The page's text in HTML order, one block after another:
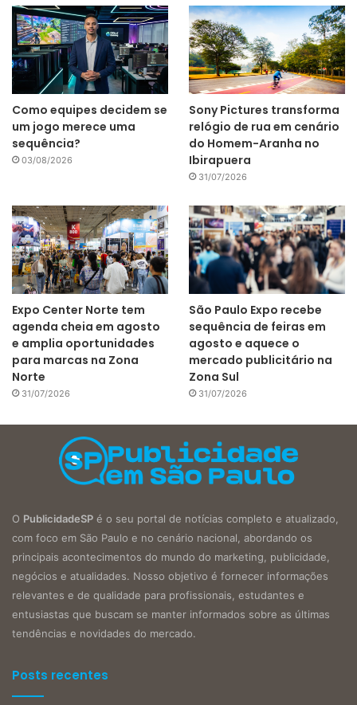
Como equipes decidem se
um jogo merece uma
sequência?
03/08/2026
Sony Pictures transforma
relógio de rua em cenário
do Homem-Aranha no
Ibirapuera
31/07/2026
Expo Center Norte tem
agenda cheia em agosto
e amplia oportunidades
para marcas na Zona
Norte
31/07/2026
São Paulo Expo recebe
sequência de feiras em
agosto e aquece o
mercado publicitário na
Zona Sul
31/07/2026
O PublicidadeSP é o seu portal de notícias completo e atualizado,
com foco em São Paulo e no cenário nacional, abordando os
principais acontecimentos do mundo do marketing, publicidade,
negócios e atualidades. Nosso objetivo é fornecer informações
relevantes e de qualidade para profissionais, estudantes e
entusiastas que buscam se manter informados sobre as últimas
tendências e novidades do mercado.
Posts recentes